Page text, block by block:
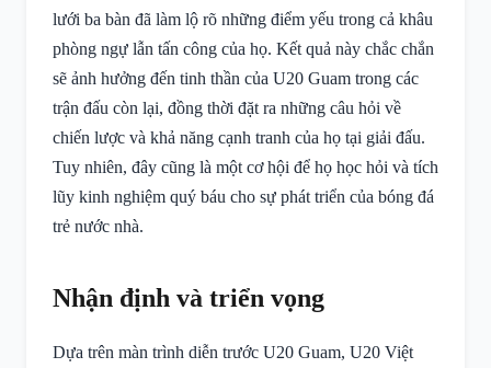
lưới ba bàn đã làm lộ rõ những điểm yếu trong cả khâu
phòng ngự lẫn tấn công của họ. Kết quả này chắc chắn
sẽ ảnh hưởng đến tinh thần của U20 Guam trong các
trận đấu còn lại, đồng thời đặt ra những câu hỏi về
chiến lược và khả năng cạnh tranh của họ tại giải đấu.
Tuy nhiên, đây cũng là một cơ hội để họ học hỏi và tích
lũy kinh nghiệm quý báu cho sự phát triển của bóng đá
trẻ nước nhà.
Nhận định và triển vọng
Dựa trên màn trình diễn trước U20 Guam, U20 Việt